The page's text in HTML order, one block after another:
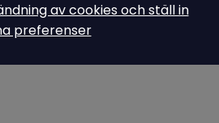
Glimberg. Beatrice börjar
utgå från Ampiro
av cookies och ställ in
preferenser